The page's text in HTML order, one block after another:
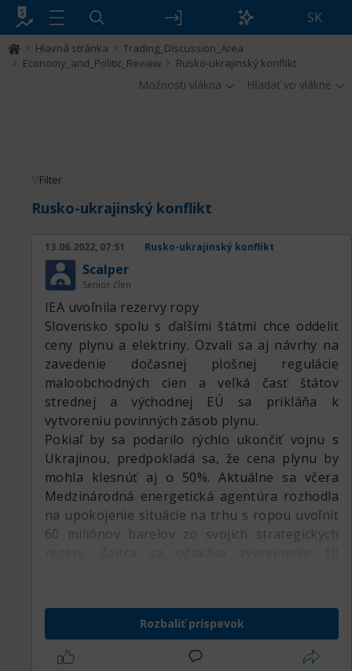
SK
Hlavná stránka
Trading_Discussion_Area
Economy_and_Politic_Review
Rusko-ukrajinský konflikt
Možnosti vlákna Hľadať vo vlákne
Filter
Rusko-ukrajinský konflikt
13.06.2022, 07:51 Rusko-ukrajinský konflikt
Scalper
Senior člen
IEA uvoľnila rezervy ropy
Slovensko spolu s ďalšími štátmi chce oddeliť
ceny plynu a elektriny. Ozvali sa aj návrhy na
zavedenie dočasnej plošnej regulácie
maloobchodných cien a veľká časť štátov
strednej a východnej EÚ sa prikláňa k
vytvoreniu povinných zásob plynu.
Pokiaľ by sa podarilo rýchlo ukončiť vojnu s
Ukrajinou, predpokladá sa, že cena plynu by
mohla klesnúť aj o 50%. Aktuálne sa včera
Medzinárodná energetická agentúra rozhodla
na upokojenie situácie na trhu s ropou uvoľniť
60 miliónov barelov zo svojich strategických
dodávok plynu.
Rozbaliť príspevok